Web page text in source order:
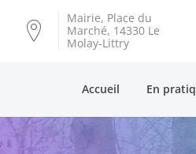
Mairie, Place du
Marché, 14330 Le
Molay-Littry
Accueil En